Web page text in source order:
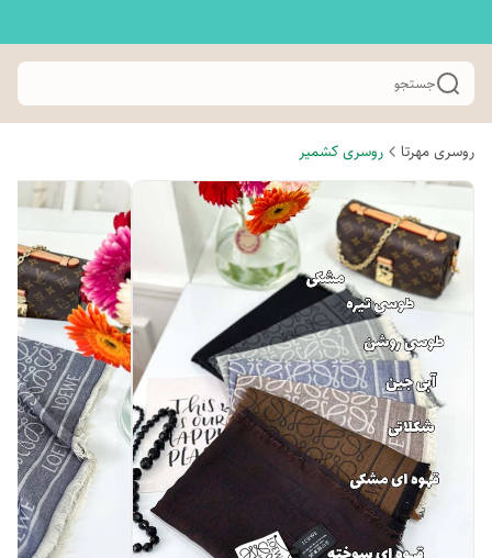
جستجو
روسری مهرتا روسری کشمیر